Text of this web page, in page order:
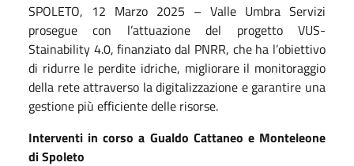
SPOLETO, 12 Marzo 2025 – Valle Umbra Servizi
prosegue con l’attuazione del progetto VUS-
Stainability 4.0, finanziato dal PNRR, che ha l’obiettivo
di ridurre le perdite idriche, migliorare il monitoraggio
della rete attraverso la digitalizzazione e garantire una
gestione più efficiente delle risorse.
Interventi in corso a Gualdo Cattaneo e Monteleone
di Spoleto